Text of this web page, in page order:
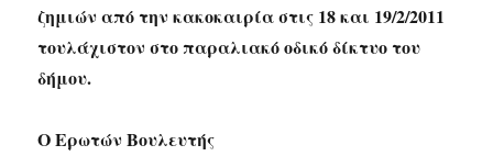
ζημιών από την κακοκαιρία στις 18 και 19/2/2011
τουλάχιστον στο παραλιακό οδικό δίκτυο του
δήμου.
Ο Ερωτών Βουλευτής